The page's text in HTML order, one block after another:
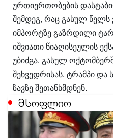
ურთიერთობების
შემდეგ, რაც გასულ წელს
იმპორტზე გაზრდილი
იშვიათი წიაღისეულის
უბიძგა. გასულ
შეხვედრისას, ტრამპი და
ზავზე შეთანხმდნენ.
მსოფლიო